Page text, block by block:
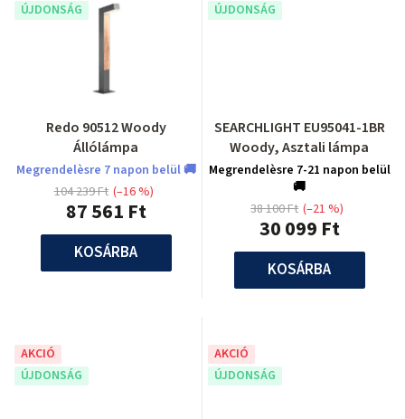
ÚJDONSÁG
Redo 90512 Woody
Állólámpa
Megrendelèsre 7 napon belül 🚚
87 561 Ft
104 239 Ft (–16 %)
KOSÁRBA
ÚJDONSÁG
SEARCHLIGHT EU95041-1BR
Woody, Asztali lámpa
Megrendelèsre 7-21 napon belül
🚚
30 099 Ft
38 100 Ft (–21 %)
KOSÁRBA
AKCIÓ
ÚJDONSÁG
AKCIÓ
ÚJDONSÁG